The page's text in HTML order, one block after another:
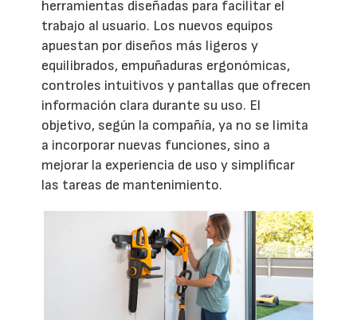
herramientas diseñadas para facilitar el
trabajo al usuario. Los nuevos equipos
apuestan por diseños más ligeros y
equilibrados, empuñaduras ergonómicas,
controles intuitivos y pantallas que ofrecen
información clara durante su uso. El
objetivo, según la compañía, ya no se limita
a incorporar nuevas funciones, sino a
mejorar la experiencia de uso y simplificar
las tareas de mantenimiento.